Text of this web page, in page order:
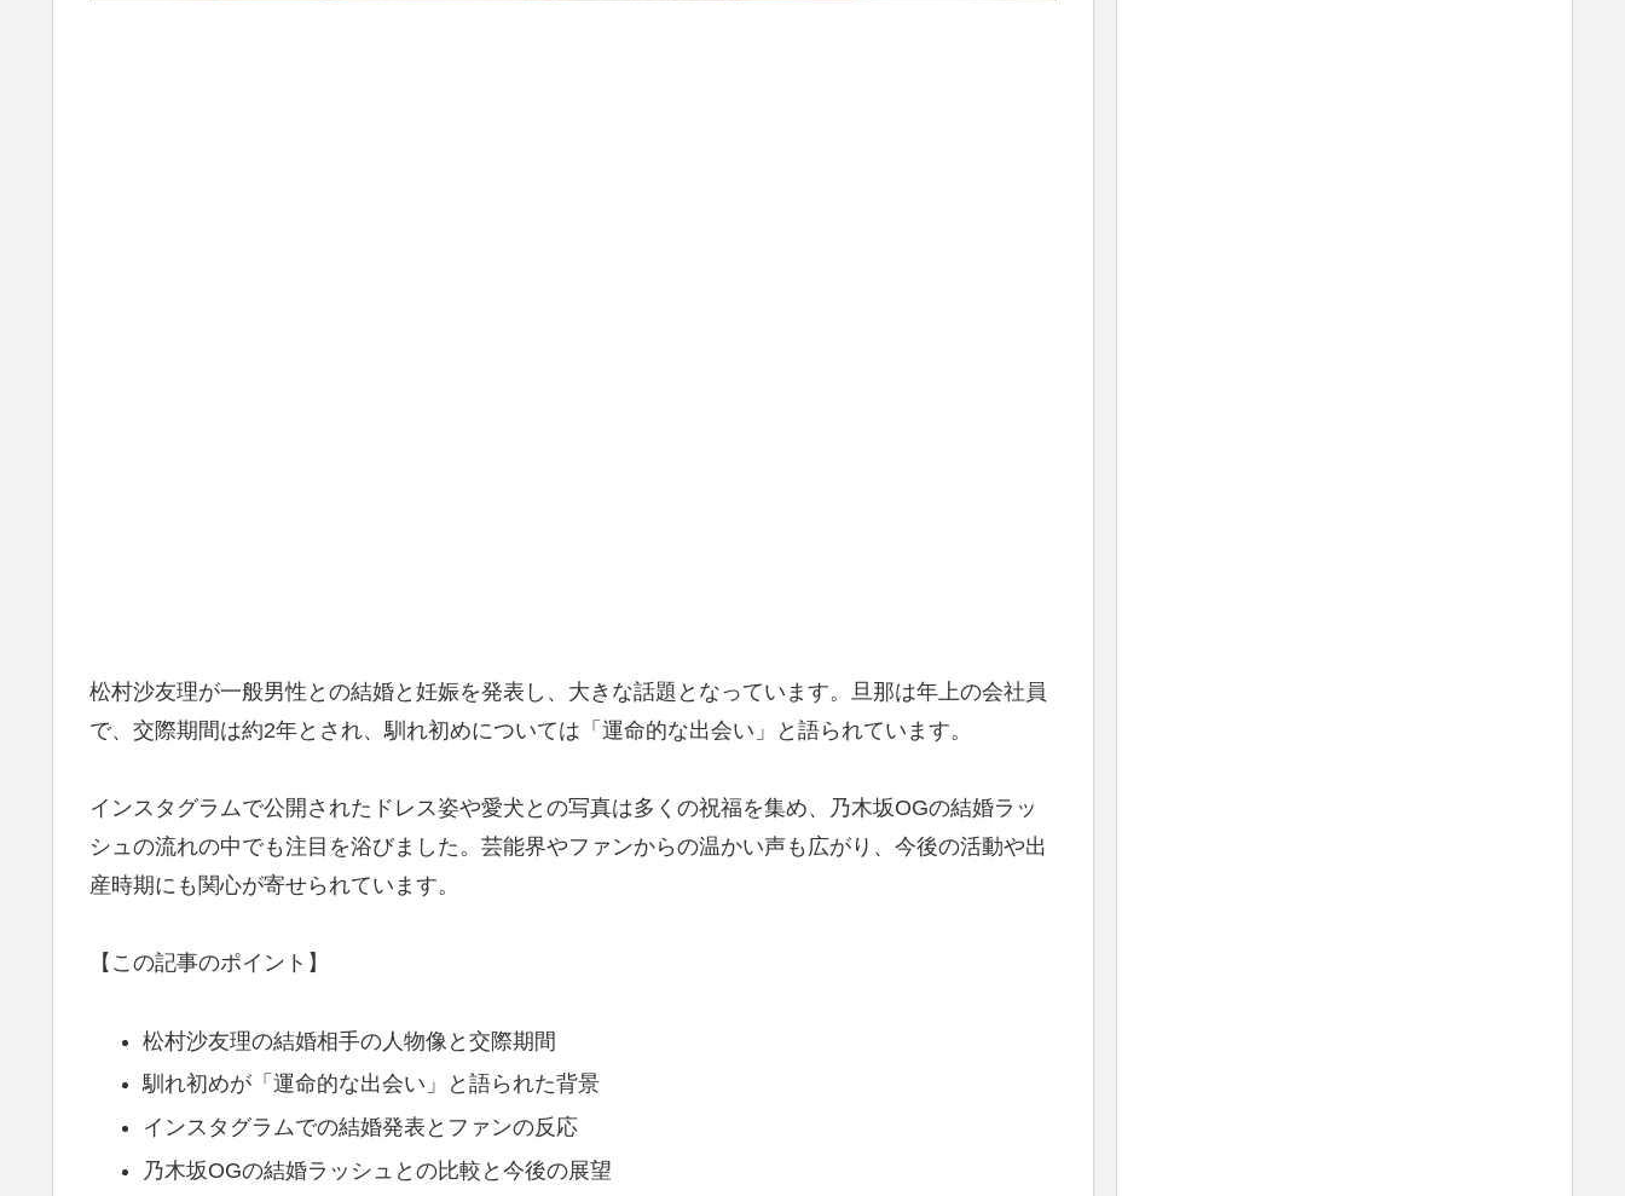
松村沙友理が一般男性との結婚と妊娠を発表し、大きな話題となっています。旦那は年上の会社員
で、交際期間は約2年とされ、馴れ初めについては「運命的な出会い」と語られています。
インスタグラムで公開されたドレス姿や愛犬との写真は多くの祝福を集め、乃木坂OGの結婚ラッ
シュの流れの中でも注目を浴びました。芸能界やファンからの温かい声も広がり、今後の活動や出
産時期にも関心が寄せられています。
【この記事のポイント】
松村沙友理の結婚相手の人物像と交際期間
馴れ初めが「運命的な出会い」と語られた背景
インスタグラムでの結婚発表とファンの反応
乃木坂OGの結婚ラッシュとの比較と今後の展望